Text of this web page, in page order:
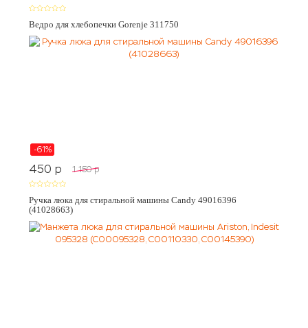
Ведро для хлебопечки Gorenje 311750
-61%
450 p 1 150 p
Ручка люка для стиральной машины Candy 49016396
(41028663)